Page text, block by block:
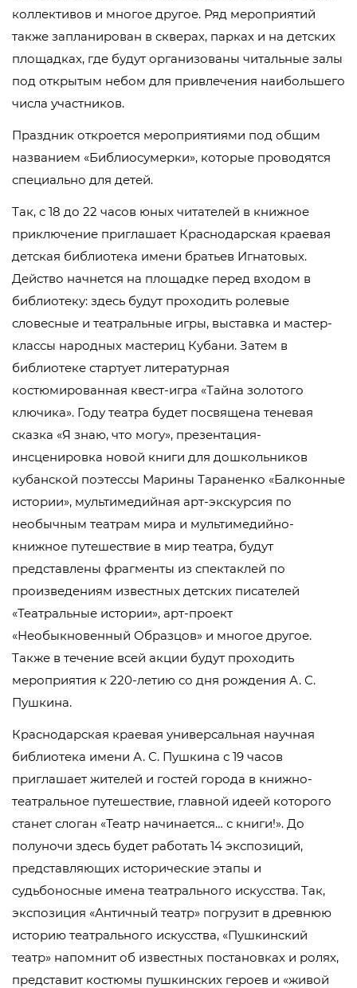
коллективов и многое другое. Ряд мероприятий
также запланирован в скверах, парках и на детских
площадках, где будут организованы читальные залы
под открытым небом для привлечения наибольшего
числа участников.
Праздник откроется мероприятиями под общим
названием «Библиосумерки», которые проводятся
специально для детей.
Так, с 18 до 22 часов юных читателей в книжное
приключение приглашает Краснодарская краевая
детская библиотека имени братьев Игнатовых.
Действо начнется на площадке перед входом в
библиотеку: здесь будут проходить ролевые
словесные и театральные игры, выставка и мастер-
классы народных мастериц Кубани. Затем в
библиотеке стартует литературная
костюмированная квест-игра «Тайна золотого
ключика». Году театра будет посвящена теневая
сказка «Я знаю, что могу», презентация-
инсценировка новой книги для дошкольников
кубанской поэтессы Марины Тараненко «Балконные
истории», мультимедийная арт-экскурсия по
необычным театрам мира и мультимедийно-
книжное путешествие в мир театра, будут
представлены фрагменты из спектаклей по
произведениям известных детских писателей
«Театральные истории», арт-проект
«Необыкновенный Образцов» и многое другое.
Также в течение всей акции будут проходить
мероприятия к 220-летию со дня рождения А. С.
Пушкина.
Краснодарская краевая универсальная научная
библиотека имени А. С. Пушкина с 19 часов
приглашает жителей и гостей города в книжно-
театральное путешествие, главной идеей которого
станет слоган «Театр начинается… с книги!». До
полуночи здесь будет работать 14 экспозиций,
представляющих исторические этапы и
судьбоносные имена театрального искусства. Так,
экспозиция «Античный театр» погрузит в древнюю
историю театрального искусства, «Пушкинский
театр» напомнит об известных постановках и ролях,
представит костюмы пушкинских героев и «живой